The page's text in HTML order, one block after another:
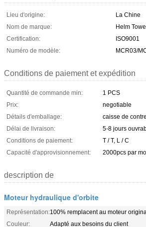
Lieu d'origine:
La Chine
Nom de marque:
Helm
Certification:
ISO9001
Numéro de modèle:
MCR03/
Conditions de paiement et expédition
Quantité de commande min:
1 PCS
Prix:
negotiable
Détails d'emballage:
caisse de
Délai de livraison:
5-8 jours
Conditions de paiement:
T / T, L / C
Capacité d'approvisionnement:
2000pcs par
description de
Moteur hydraulique d'orbite
Représentation:100% remplacent au moteur
Couleur:
Adapté aux besoins du client